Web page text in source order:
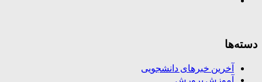
دسته‌ها
آخرین خبرهای دانشجویی